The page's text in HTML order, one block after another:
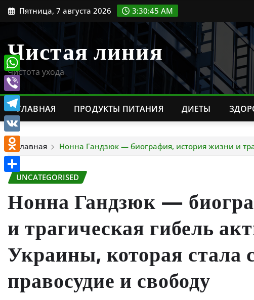
ПерейтиПятница, 7 августа 2026 3:30:46 AM
Чистая линия
Чистота ухода
ГЛАВНАЯ ПРОДУКТЫ ПИТАНИЯ ДИЕТЫ
Главная Нонна Гандзюк — биография, история жизни и
UNCATEGORISED
Нонна Гандзюк —
и трагическая гибель
Украины, которая стала
правосудие и свободу
WhatsApp
Viber
Telegram
VK
Odnoklassniki
Отправить